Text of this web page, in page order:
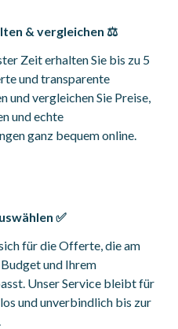
& vergleichen ⚖️
Zeit erhalten Sie bis zu 5
und transparente
und vergleichen Sie Preise,
und echte
ganz bequem online.
✅
für die Offerte, die am
und Ihrem
Unser Service bleibt für
und unverbindlich bis zur